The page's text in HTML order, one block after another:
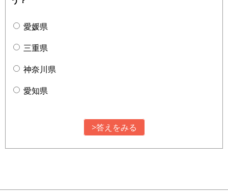
愛媛県
三重県
神奈川県
愛知県
>答えをみる